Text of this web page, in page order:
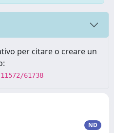
per citare o creare un
61738
ND